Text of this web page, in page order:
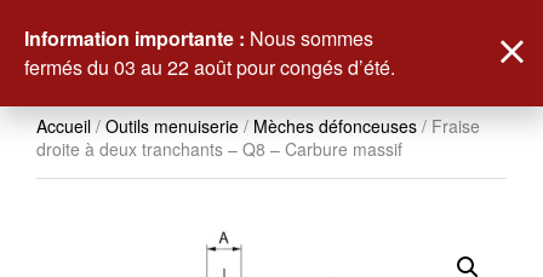
Accueil / Outils menuiserie / Mèches défonceuses / Fraise
droite à deux tranchants – Q8 – Carbure massif
Information importante : Nous sommes
fermés du 03 au 22 août pour congés d’été.